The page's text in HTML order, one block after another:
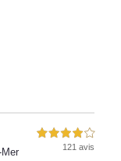
4,0 étoiles sur 5
121 avis